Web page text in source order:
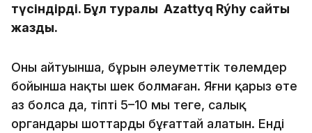
түсіндірді. Бұл туралы Azattyq Rýhy сайты
жазды.
Оның айтуынша, бұрын әлеуметтік төлемдер
бойынша нақты шек болмаған. Яғни қарыз өте
аз болса да, тіпті 5–10 мың теңге, салық
органдары шоттарды бұғаттай алатын. Енді